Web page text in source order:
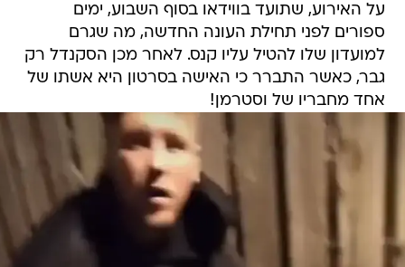
על האירוע, שתועד בווידאו בסוף השבוע, ימים
ספורים לפני תחילת העונה החדשה, מה שגרם
למועדון שלו להטיל עליו קנס. לאחר מכן הסקנדל רק
גבר, כאשר התברר כי האישה בסרטון היא אשתו של
אחד מחבריו של וסטרמן!